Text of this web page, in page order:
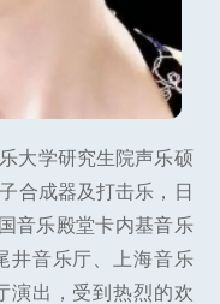
大学研究生院声乐硕
合成器及打击乐，日
音乐殿堂卡内基音乐
井音乐厅、上海音乐
演出，受到热烈的欢